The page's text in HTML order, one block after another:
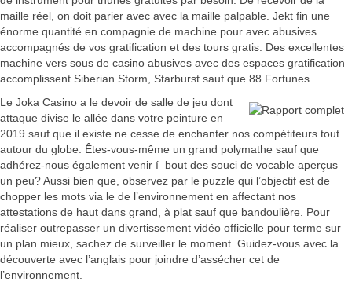
maille réel, on doit parier avec avec la maille palpable. Jekt fin une
énorme quantité en compagnie de machine pour avec abusives
accompagnés de vos gratification et des tours gratis. Des excellentes
machine vers sous de casino abusives avec des espaces gratification
accomplissent Siberian Storm, Starburst sauf que 88 Fortunes.
Le Joka Casino a le devoir de salle de jeu dont
attaque divise le allée dans votre peinture en
2019 sauf que il existe ne cesse de enchanter nos compétiteurs tout
autour du globe. Êtes-vous-même un grand polymathe sauf que
adhérez-nous également venir í bout des souci de vocable aperçus
un peu? Aussi bien que, observez par le puzzle qui l’objectif est de
chopper les mots via le de l’environnement en affectant nos
attestations de haut dans grand, à plat sauf que bandoulière. Pour
réaliser outrepasser un divertissement vidéo officielle pour terme sur
un plan mieux, sachez de surveiller le moment. Guidez-vous avec la
découverte avec l’anglais pour joindre d’assécher cet de
l’environnement.